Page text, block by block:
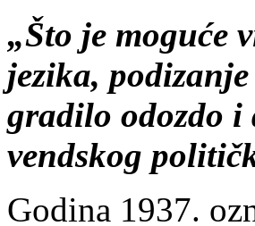
„Što je moguće
jezika,
gradilo odozdo i
vendskog
Godina 1937.